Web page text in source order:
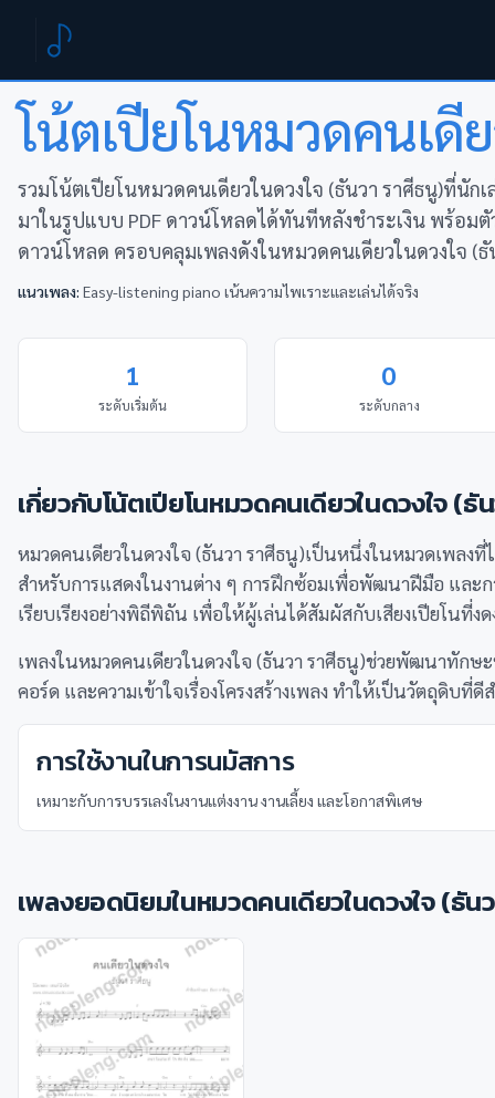
โน้ตเปียโนหมวดคนเดี
รวมโน้ตเปียโนหมวดคนเดียวในดวงใจ (ธันวา ราศีธนู)ที่นัก
มาในรูปแบบ PDF ดาวน์โหลดได้ทันทีหลังชำระเงิน พร้อม
ดาวน์โหลด ครอบคลุมเพลงดังในหมวดคนเดียวในดวงใจ (
แนวเพลง: Easy-listening piano เน้นความไพเราะและเล่นได้จริง
1
ระดับเริ่มต้น
0
ระดับกลาง
เกี่ยวกับโน้ตเปียโนหมวดคนเดียวในดวงใจ (ธั
หมวดคนเดียวในดวงใจ (ธันวา ราศีธนู)เป็นหนึ่งในหมวดเพลง
สำหรับการแสดงในงานต่าง ๆ การฝึกซ้อมเพื่อพัฒนาฝีมือ แล
เรียบเรียงอย่างพิถีพิถัน เพื่อให้ผู้เล่นได้สัมผัสกับเสียงเปียโนที่ง
เพลงในหมวดคนเดียวในดวงใจ (ธันวา ราศีธนู)ช่วยพัฒนาทักษ
คอร์ด และความเข้าใจเรื่องโครงสร้างเพลง ทำให้เป็นวัตถุดิบ
การใช้งานในการนมัสการ
เหมาะกับการบรรเลงในงานแต่งงาน งานเลี้ยง และโอกาสพิเศษ
เพลงยอดนิยมในหมวดคนเดียวในดวงใจ (ธัน